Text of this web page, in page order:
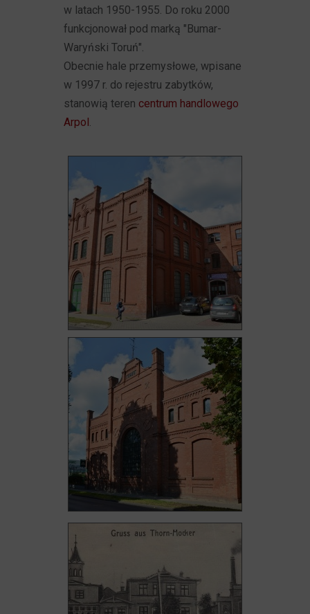
w latach 1950-1955. Do roku 2000
funkcjonował pod marką "Bumar-
Waryński Toruń".
Obecnie hale przemysłowe, wpisane
w 1997 r. do rejestru zabytków,
stanowią teren centrum handlowego
Arpol .